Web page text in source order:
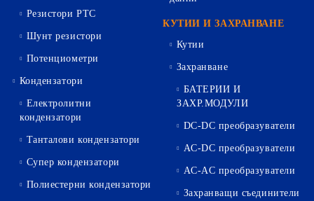
Резистори PTC
Шунт резистори
Потенциометри
Кондензатори
Електролитни
кондензатори
Танталови кондензатори
Супер кондензатори
Полиестерни кондензатори
КУТИИ И ЗАХРАНВАНЕ
Кутии
Захранване
БАТЕРИИ И
ЗАХР.МОДУЛИ
DC-DC преобразуватели
AC-DC преобразуватели
AC-AC преобразуватели
Захранващи съединители